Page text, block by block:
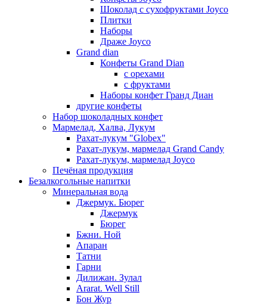
Шоколад с сухофруктами Joyco
Плитки
Наборы
Драже Joyco
Grand dian
Конфеты Grand Dian
с орехами
с фруктами
Наборы конфет Гранд Диан
другие конфеты
Набор шоколадных конфет
Мармелад, Халва, Лукум
Рахат-лукум "Globex"
Рахат-лукум, мармелад Grand Candy
Рахат-лукум, мармелад Joyco
Печёная продукция
Безалкогольные напитки
Минеральная вода
Джермук. Бюрег
Джермук
Бюрег
Бжни. Ной
Апаран
Татни
Гарни
Дилижан. Зулал
Ararat. Well Still
Бон Жур